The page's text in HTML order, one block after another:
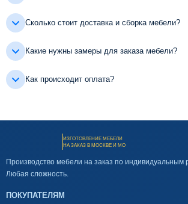
Сколько стоит доставка и сборка мебели?
Какие нужны замеры для заказа мебели?
Как происходит оплата?
ИЗГОТОВЛЕНИЕ МЕБЕЛИ
НА ЗАКАЗ В МОСКВЕ И МО
Производство мебели на заказ по индивидуальным
Любая сложность.
ПОКУПАТЕЛЯМ